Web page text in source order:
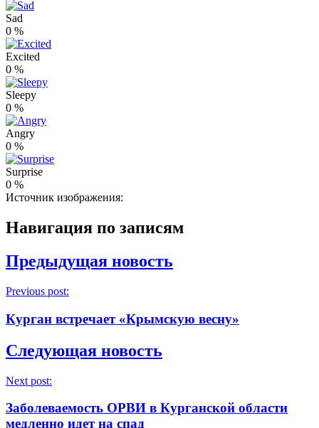
Sad
0 %
Excited
0 %
Sleepy
0 %
Angry
0 %
Surprise
0 %
Источник изображения:
Навигация по записям
Предыдущая новость
Previous post:
Курган встречает «Крымскую весну»
Следующая новость
Next post:
Заболеваемость ОРВИ в Курганской области
медленно идет на спад